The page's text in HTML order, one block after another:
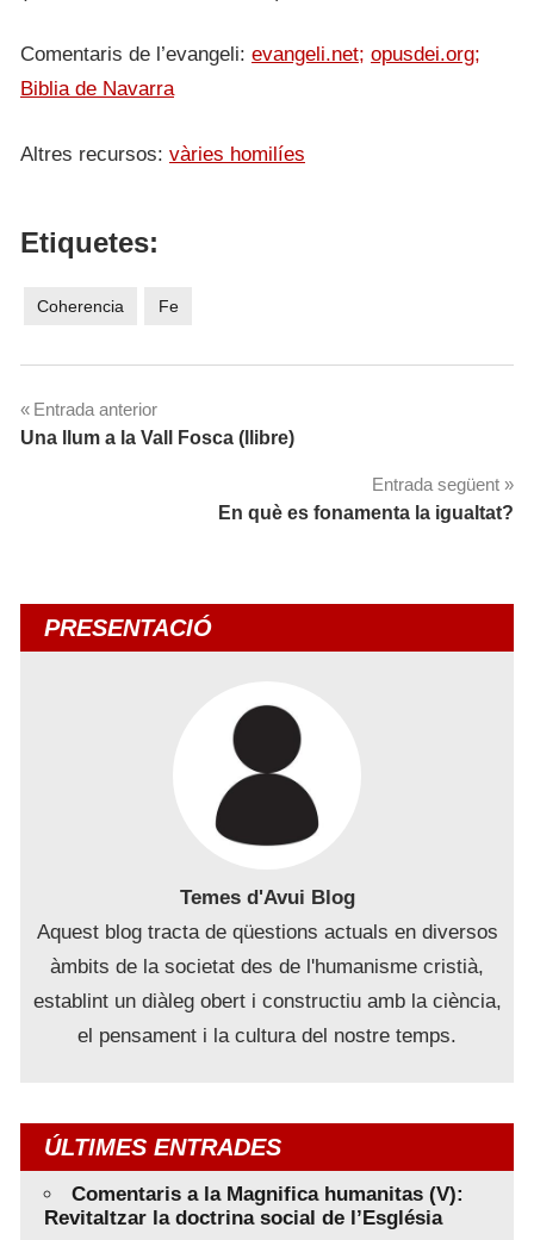
Comentaris de l’evangeli: evangeli.net; opusdei.org;
Biblia de Navarra
Altres recursos: vàries homilíes
Etiquetes:
Coherencia Fe
Navegació
Entrada anterior
Una llum a la Vall Fosca (llibre)
Entrada següent
En què es fonamenta la igualtat?
PRESENTACIÓ
Temes d'Avui Blog
Aquest blog tracta de qüestions actuals en diversos
àmbits de la societat des de l'humanisme cristià,
establint un diàleg obert i constructiu amb la ciència,
el pensament i la cultura del nostre temps.
ÚLTIMES ENTRADES
Comentaris a la Magnifica humanitas (V):
Revitaltzar la doctrina social de l’Església